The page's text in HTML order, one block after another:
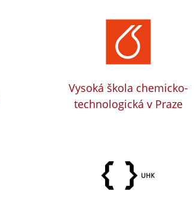
Vysoká škola chemicko-
technologická v Praze